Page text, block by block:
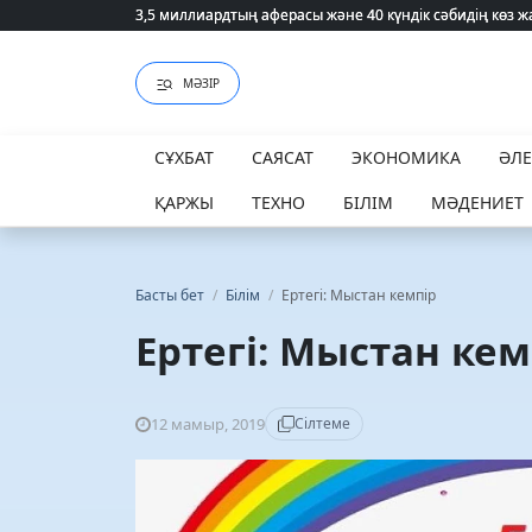
3,5 миллиардтың аферасы және 40 күндік сәбидің
3,5 миллиардтың аферасы және 40 күндік сәбидің
МӘЗІР
СҰХБАТ САЯСАТ ЭКОНОМИКА
ҚАРЖЫ
ТЕХНО БІЛІМ МӘДЕНИЕТ
Басты бет / Білім / Ертегі: Мыстан кемпір
Ертегі: Мыстан
12 мамыр, 2019 Сілтеме